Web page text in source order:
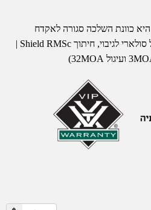
ה-Defender CCW Enclosed היא כוונת השלכה סגורה לאקדח
שנועדה לנשיאה מוסלקת. פאנל סולארי לגיבוי, חיתוך Shield RMSc |